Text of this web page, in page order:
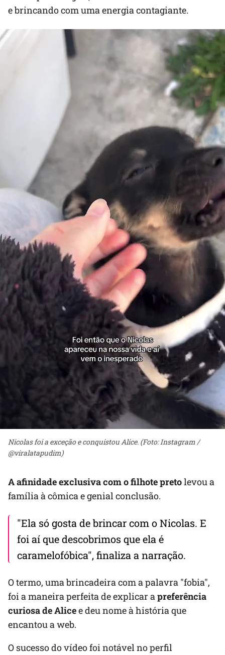
e brincando com uma energia contagiante.
Nicolas foi a exceção e conquistou Alice. (Foto: Instagram /
@viralatapudim)
A afinidade exclusiva com o filhote pretolevou a
família à cômica e genial conclusão.
"Ela só gosta de brincar com o Nicolas. E
foi aí que descobrimos que ela é
caramelofóbica", finaliza a narração.
O termo, uma brincadeira com a palavra "fobia",
foi a maneira perfeita de explicar apreferência
curiosa de Alicee deu nome à história que
encantou a web.
O sucesso do vídeo foi notável no perfil